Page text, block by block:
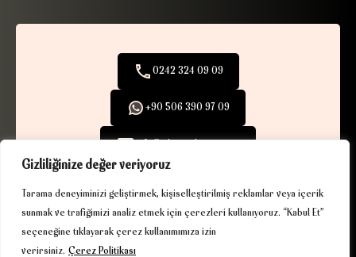
Gizliliğinize değer veriyoruz
Tarama deneyiminizi geliştirmek, kişiselleştirilmiş reklamlar veya içerik
sunmak ve trafiğimizi analiz etmek için çerezleri kullanıyoruz. “Kabul Et”
seçeneğine tıklayarak çerez kullanımımıza izin
verirsiniz. Çerez Politikası
0242 324 09 09
+90 506 390 97 09
| Çerez Politikası